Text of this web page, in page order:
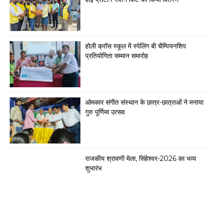
होली क्रॉस स्कूल में स्पेलिंग बी चैम्पियनशिप
प्रतियोगिता सम्मान समारोह
ओमकार संगीत संस्थान के छात्र-छात्राओं ने मनाया
गुरु पूर्णिमा उत्सव
राजकीय श्रावणी मेला, सिंहेश्वर-2026 का भव्य
शुभारंभ